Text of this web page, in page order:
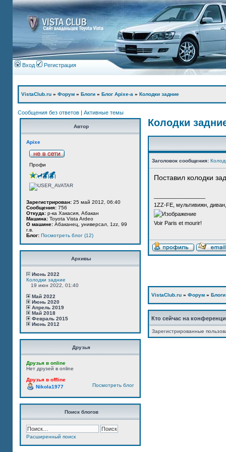
Вход Регистрация
VistaClub.ru » Форум » Блоги » Блог Apixe-а » Колодки задние
Сообщения без ответов | Активные темы
Автор
Apixe
Профи
Зарегистрирован: 25 май 2012, 06:40
Сообщения: 756
Откуда: р-ка Хакасия, Абакан
Машина: Toyota Vista Ardeo
О машине: Абаканец, универсал, 1zz, 99
г.в.
Блог: Посмотреть блог (12)
Архивы
Июнь 2022
Колодки задние
19 июн 2022, 01:40
Май 2022
Июнь 2020
Апрель 2019
Май 2018
Февраль 2015
Июнь 2012
Друзья
Друзья в online
Нет друзей в online
Друзья в offline
Посмотреть блог
Nikola1977
Поиск блогов
Расширенный поиск
Колодки
Заголовок сообщения:
Поставил колодки
1ZZ-FE, мультивижн,
Voir Paris et mourir!
VistaClub.ru » Форум » Блоги
Кто сейчас на
Зарегистрированные